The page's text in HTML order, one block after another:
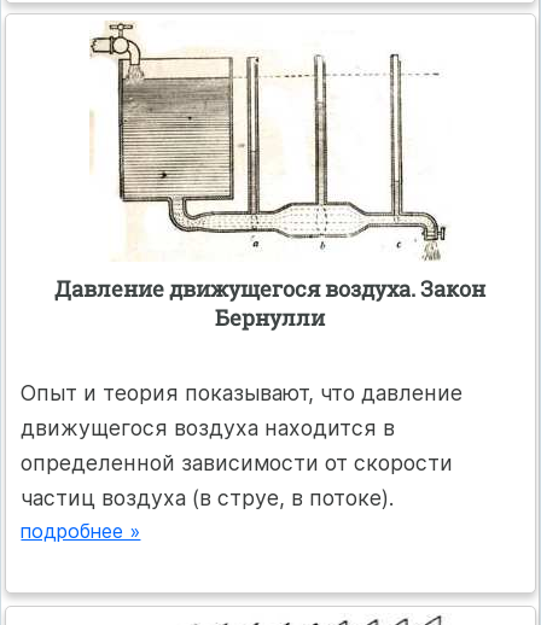
Давление движущегося воздуха. Закон
Бернулли
Опыт и теория показывают, что давление
движущегося воздуха находится в
определенной зависимости от скорости
частиц воздуха (в струе, в потоке).
подробнее »